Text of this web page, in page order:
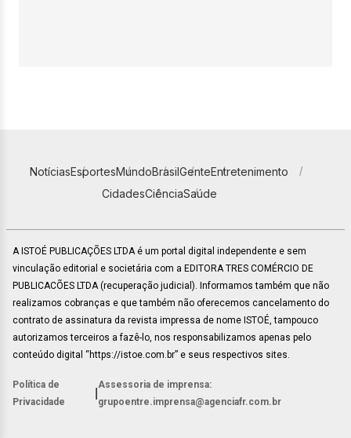
NotíciasEsportesMundoBrasilGenteEntretenimento
CidadesCiênciaSaúde
A ISTOÉ PUBLICAÇÕES LTDA é um portal digital independente e sem
vinculação editorial e societária com a EDITORA TRES COMÉRCIO DE
PUBLICACÕES LTDA (recuperação judicial). Informamos também que não
realizamos cobranças e que também não oferecemos cancelamento do
contrato de assinatura da revista impressa de nome ISTOÉ, tampouco
autorizamos terceiros a fazê-lo, nos responsabilizamos apenas pelo
conteúdo digital “https://istoe.com.br” e seus respectivos sites.
Política de
Privacidade
Assessoria de imprensa:
grupoentre.imprensa@agenciafr.com.br